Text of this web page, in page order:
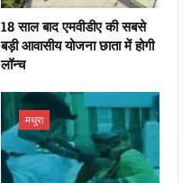
18 साल बाद एमवीडीए की सबसे
बड़ी आवासीय योजना छाता में होगी
लॉन्च
मथुरा